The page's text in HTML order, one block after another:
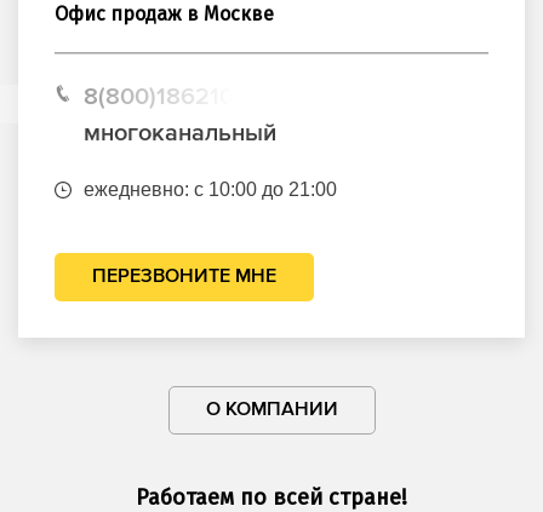
Офис продаж в Москве
8(800)1862102
многоканальный
ежедневно: с 10:00 до 21:00
ПЕРЕЗВОНИТЕ МНЕ
О КОМПАНИИ
Работаем по всей стране!